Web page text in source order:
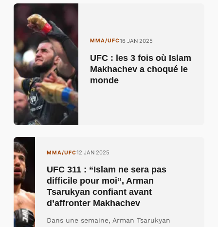
MMA/UFC16 JAN 2025
UFC : les 3 fois où Islam
Makhachev a choqué le
monde
MMA/UFC12 JAN 2025
UFC 311 : “Islam ne sera pas
difficile pour moi”, Arman
Tsarukyan confiant avant
d’affronter Makhachev
Dans une semaine, Arman Tsarukyan